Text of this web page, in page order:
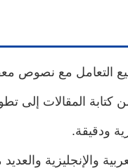
التعامل مع نصوص
كتابة المقالات إلى
ودقيقة.
والإنجليزية